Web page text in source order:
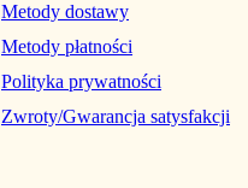
Metody dostawy
Metody płatności
Polityka prywatności
Zwroty/Gwarancja satysfakcji